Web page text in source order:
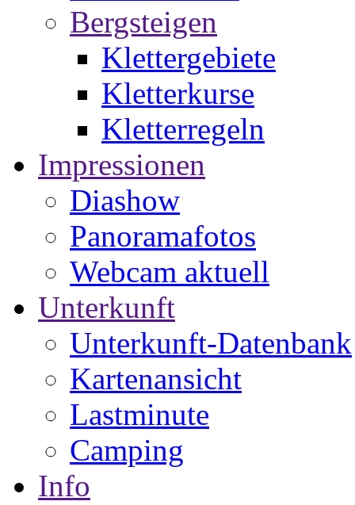
Bergsteigen
Klettergebiete
Kletterkurse
Kletterregeln
Impressionen
Diashow
Panoramafotos
Webcam aktuell
Unterkunft
Unterkunft-Datenbank
Kartenansicht
Lastminute
Camping
Info